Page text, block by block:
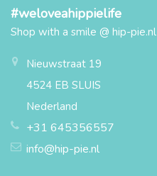
#weloveahippielife
Shop with a smile @ hip-pie.nl
Nieuwstraat 19
4524 EB SLUIS
Nederland
+31 645356557
info@hip-pie.nl